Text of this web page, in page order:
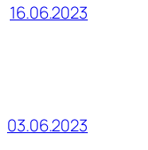
16.06.2023
03.06.2023